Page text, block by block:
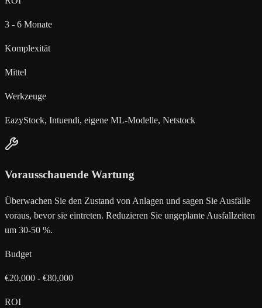
3 - 6 Monate
Komplexität
Mittel
Werkzeuge
EazyStock, Intuendi, eigene ML-Modelle, Netstock
Vorausschauende Wartung
Überwachen Sie den Zustand von Anlagen und sagen Sie Ausfälle
voraus, bevor sie eintreten. Reduzieren Sie ungeplante Ausfallzeiten
um 30-50 %.
Budget
€20,000 - €80,000
ROI